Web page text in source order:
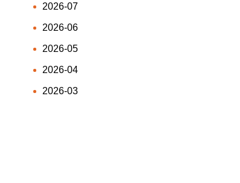
2026-07
2026-06
2026-05
2026-04
2026-03